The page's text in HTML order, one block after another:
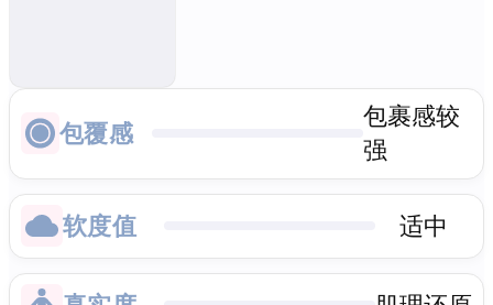
包覆感
包裹感较
强
软度值 适中